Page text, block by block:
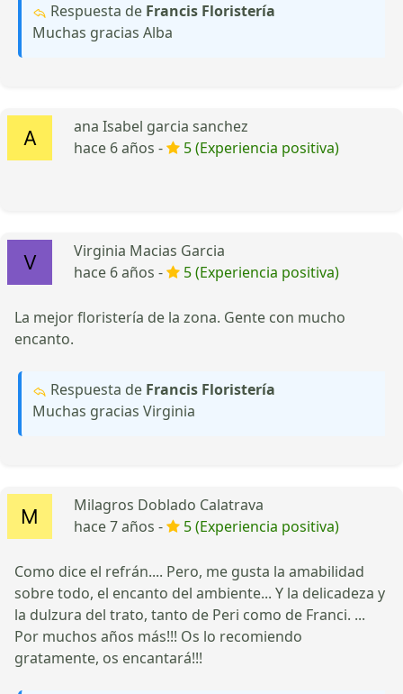
Respuesta de Francis Floristería
Muchas gracias Alba
ana Isabel garcia sanchez
hace 6 años -
5 (Experiencia positiva)
Virginia Macias Garcia
hace 6 años -
5 (Experiencia positiva)
La mejor floristería de la zona. Gente con mucho
encanto.
Respuesta de Francis Floristería
Muchas gracias Virginia
Milagros Doblado Calatrava
hace 7 años -
5 (Experiencia positiva)
Como dice el refrán.... Pero, me gusta la amabilidad
sobre todo, el encanto del ambiente... Y la delicadeza y
la dulzura del trato, tanto de Peri como de Franci. ...
Por muchos años más!!! Os lo recomiendo
gratamente, os encantará!!!